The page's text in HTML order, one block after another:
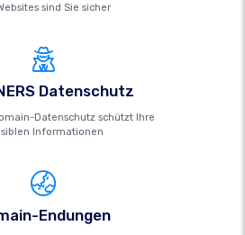
sind Sie sicher
Datenschutz
Datenschutz schützt Ihre
Informationen
Endungen